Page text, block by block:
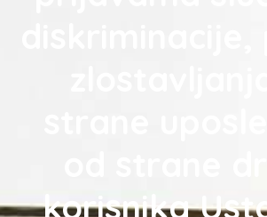
strane
korisnika